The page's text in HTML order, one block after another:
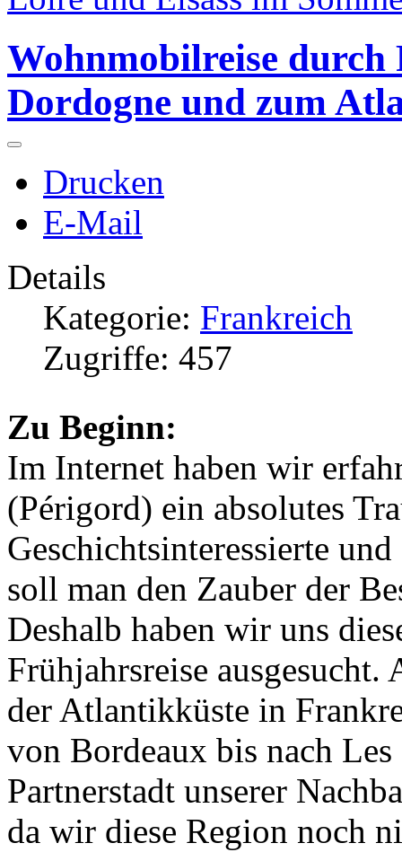
Wohnmobilreise
Dordogne und zum
Drucken
E-Mail
Details
Kategorie: Frankreich
Zugriffe: 457
Zu Beginn:
Im Internet haben wir
(Périgord) ein absolutes
Geschichtsinteressierte
soll man den Zauber der
Deshalb haben wir uns
Frühjahrsreise
der Atlantikküste in
von Bordeaux bis nach Les
Partnerstadt unserer
da wir diese Region noch